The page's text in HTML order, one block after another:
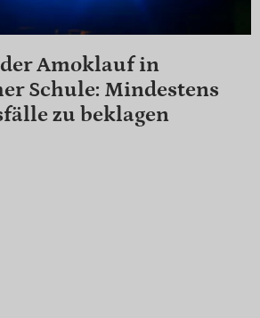
Amoklauf in
Schule: Mindestens
zu beklagen